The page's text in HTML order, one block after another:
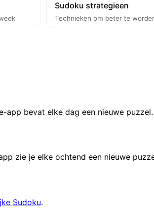
Sudoku strategieen
Technieken om beter te
app bevat elke dag een nieuwe puzzel.
zie je elke ochtend een nieuwe
Sudoku.